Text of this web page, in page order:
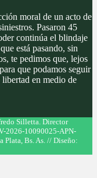
moral de un acto de
Pasaron 45
continúa el blindaje
está pasando, sin
te pedimos que, lejos
que podamos seguir
en medio de
Silletta. Director
2026-10090025-APN-
Bs. As. // Diseño: